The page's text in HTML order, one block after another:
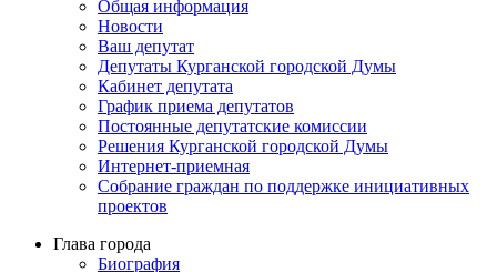
Общая информация
Новости
Ваш депутат
Депутаты Курганской городской Думы
Кабинет депутата
График приема депутатов
Постоянные депутатские комиссии
Решения Курганской городской Думы
Интернет-приемная
Собрание граждан по поддержке инициативных
проектов
Глава города
Биография